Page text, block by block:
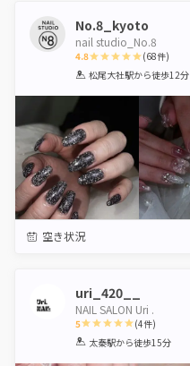
No.8_kyoto
nail studio_No.8
4.8
1 2 3 4 5
(68件)
松尾大社駅から徒歩12分
空き状況
uri_420__
NAIL SALON Uri .
5
1 2 3 4 5
(4件)
太秦駅から徒歩15分